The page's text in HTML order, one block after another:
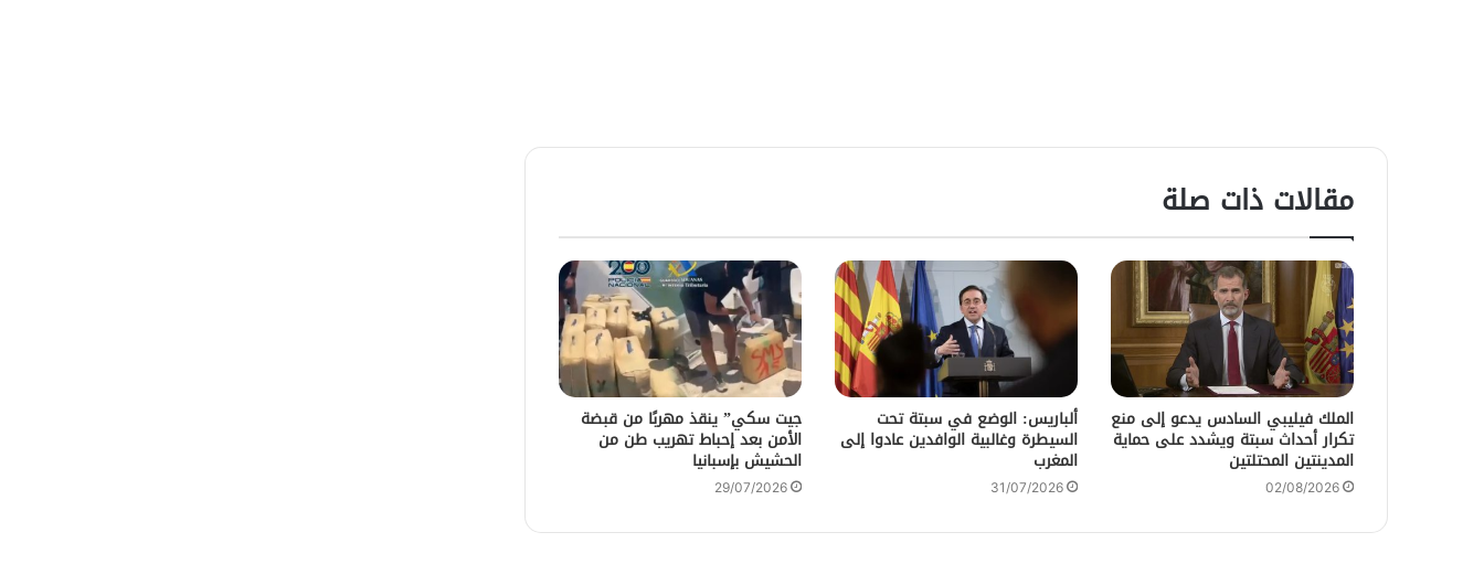
مقالات ذات صلة
الملك فيليبي السادس يدعو إلى منع
تكرار أحداث سبتة ويشدد على حماية
المدينتين المحتلتين
02/08/2026
ألباريس: الوضع في سبتة تحت
السيطرة وغالبية الوافدين عادوا إلى
المغرب
31/07/2026
جيت سكي” ينقذ مهربًا من قبضة
الأمن بعد إحباط تهريب طن من
الحشيش بإسبانيا
29/07/2026